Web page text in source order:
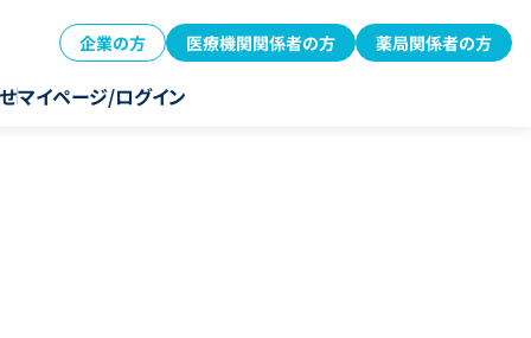
企業の方 医療機関関係者の方 薬局関係者の方
マイページ/ログイン